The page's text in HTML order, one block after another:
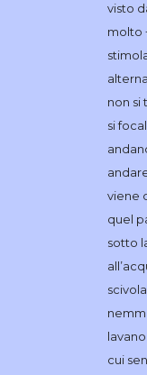
visto
molto
non si
si
viene
quel
sotto
cui